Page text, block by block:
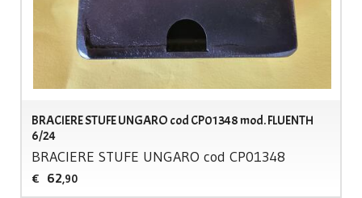
BRACIERE STUFE UNGARO cod CP01348 mod. FLUENTH
6/24
BRACIERE STUFE UNGARO cod CP01348
€ 62,90